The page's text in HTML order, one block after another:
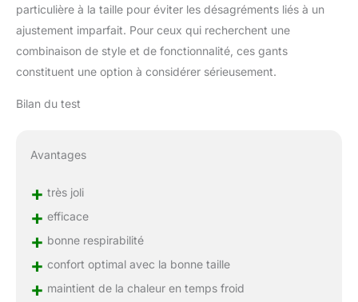
particulière à la taille pour éviter les désagréments liés à un
ajustement imparfait. Pour ceux qui recherchent une
combinaison de style et de fonctionnalité, ces gants
constituent une option à considérer sérieusement.
Bilan du test
Avantages
+ très joli
+ efficace
+ bonne respirabilité
+ confort optimal avec la bonne taille
+ maintient de la chaleur en temps froid